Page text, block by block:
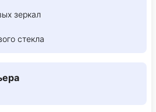
зеркал
стекла